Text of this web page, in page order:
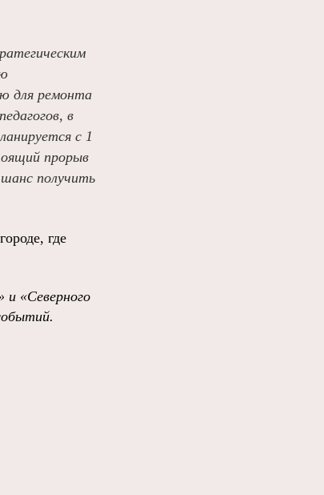
для ремонта
в
с 1
прорыв
получить
где
и «Северного
.